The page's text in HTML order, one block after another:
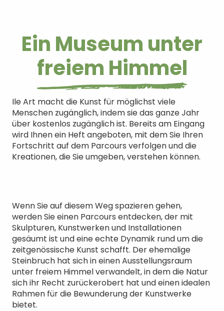
Ein Museum unter
freiem Himmel
Ile Art macht die Kunst für möglichst viele
Menschen zugänglich, indem sie das ganze Jahr
über kostenlos zugänglich ist. Bereits am Eingang
wird Ihnen ein Heft angeboten, mit dem Sie Ihren
Fortschritt auf dem Parcours verfolgen und die
Kreationen, die Sie umgeben, verstehen können.
Wenn Sie auf diesem Weg spazieren gehen,
werden Sie einen Parcours entdecken, der mit
Skulpturen, Kunstwerken und Installationen
gesäumt ist und eine echte Dynamik rund um die
zeitgenössische Kunst schafft. Der ehemalige
Steinbruch hat sich in einen Ausstellungsraum
unter freiem Himmel verwandelt, in dem die Natur
sich ihr Recht zurückerobert hat und einen idealen
Rahmen für die Bewunderung der Kunstwerke
bietet.